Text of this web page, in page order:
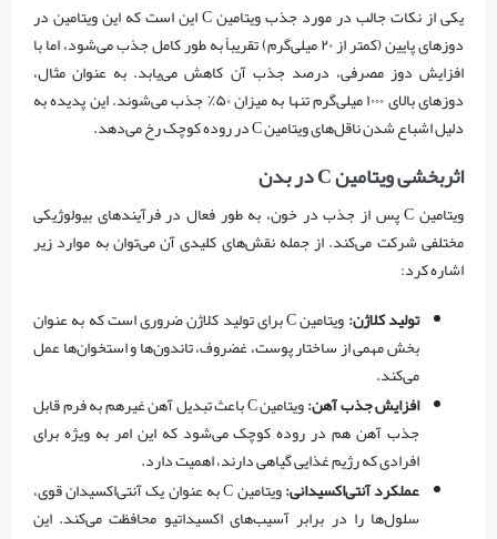
یکی از نکات جالب در مورد جذب ویتامین C این است که این ویتامین در
دوزهای پایین (کمتر از ۲۰ میلی‌گرم) تقریباً به طور کامل جذب می‌شود، اما با
افزایش دوز مصرفی، درصد جذب آن کاهش می‌یابد. به عنوان مثال،
دوزهای بالای ۱۰۰۰ میلی‌گرم تنها به میزان ۵۰٪ جذب می‌شوند. این پدیده به
دلیل اشباع شدن ناقل‌های ویتامین C در روده کوچک رخ می‌دهد.
اثربخشی ویتامین C در بدن
ویتامین C پس از جذب در خون، به طور فعال در فرآیندهای بیولوژیکی
مختلفی شرکت می‌کند. از جمله نقش‌های کلیدی آن می‌توان به موارد زیر
اشاره کرد:
تولید کلاژن:
ویتامین C برای تولید کلاژن ضروری است که به عنوان
بخش مهمی از ساختار پوست، غضروف، تاندون‌ها و استخوان‌ها عمل
می‌کند.
افزایش جذب آهن:
ویتامین C باعث تبدیل آهن غیرهم به فرم قابل
جذب آهن هم در روده کوچک می‌شود که این امر به ویژه برای
افرادی که رژیم غذایی گیاهی دارند، اهمیت دارد.
عملکرد آنتی‌اکسیدانی:
ویتامین C به عنوان یک آنتی‌اکسیدان قوی،
سلول‌ها را در برابر آسیب‌های اکسیداتیو محافظت می‌کند. این